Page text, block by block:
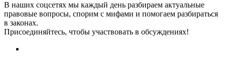
В наших соцсетях мы каждый день разбираем актуальные
правовые вопросы, спорим с мифами и помогаем разбираться
в законах.
Присоединяйтесь, чтобы участвовать в обсуждениях!